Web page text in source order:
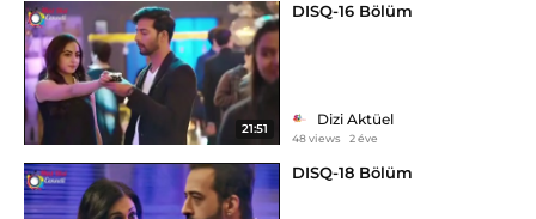
21:51
DISQ-16 Bölüm
Dizi Aktüel
48 views 2 éve
DISQ-18 Bölüm